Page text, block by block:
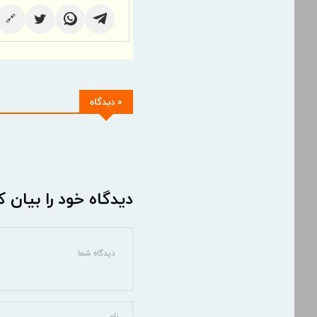
🔗
0 دیدگاه
دیدگاه خود را بیان